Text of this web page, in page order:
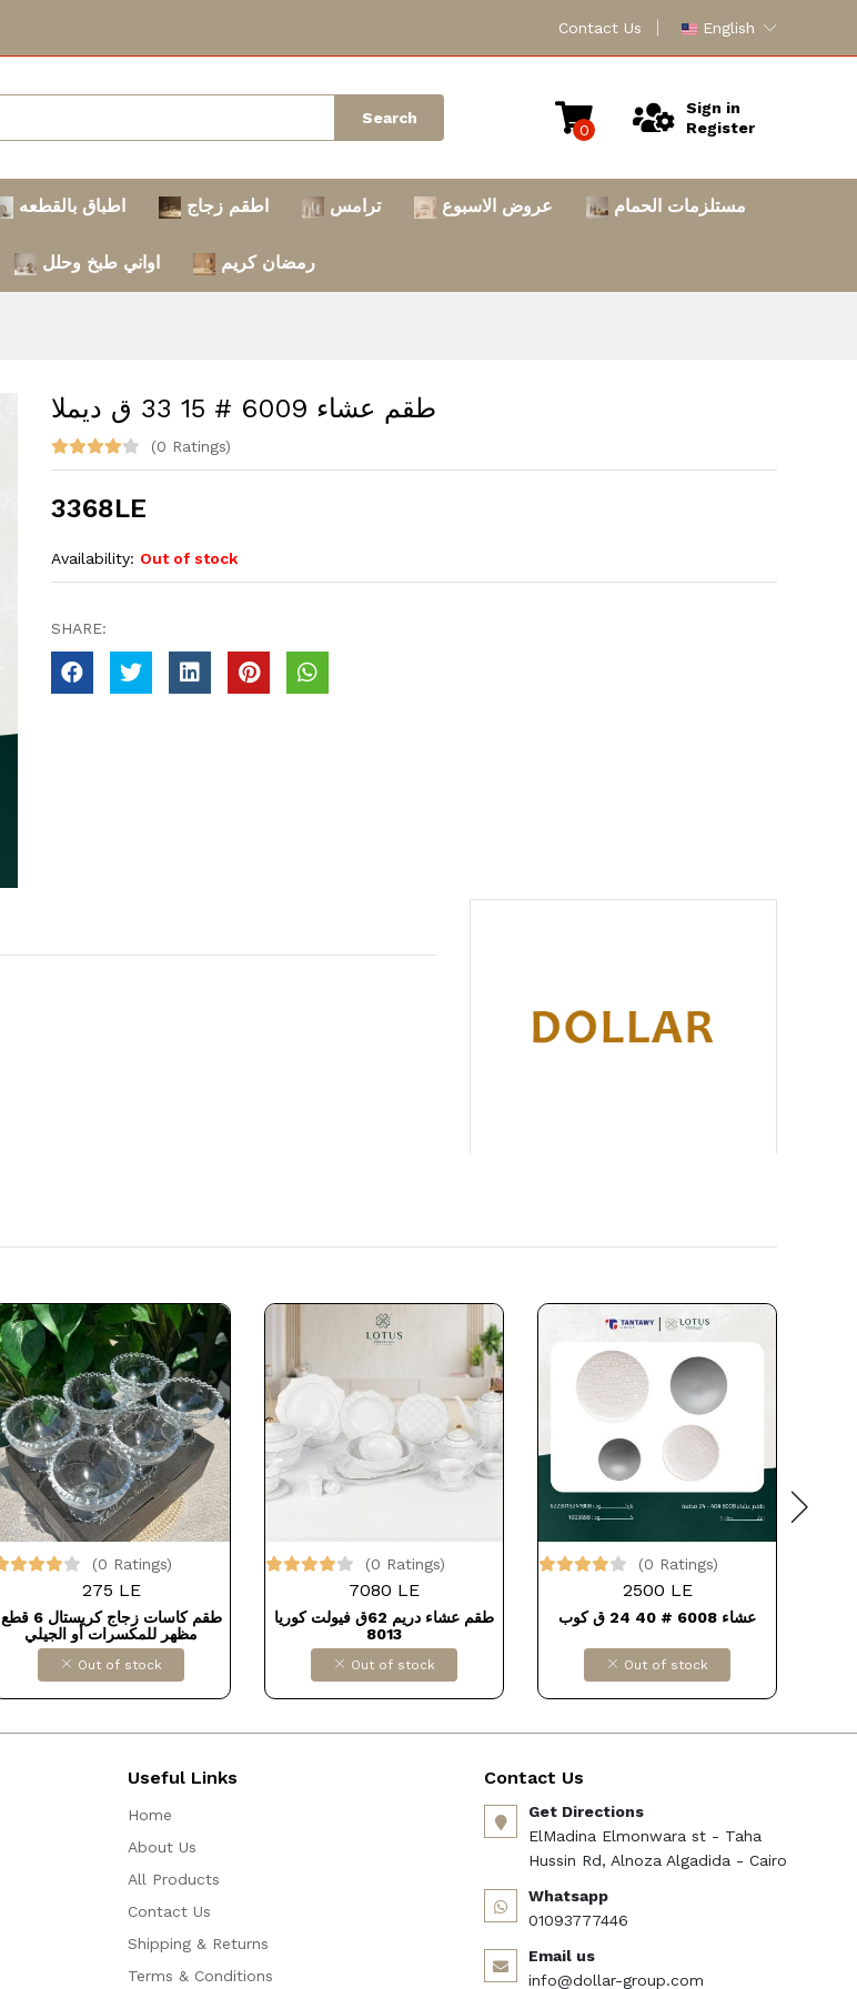
Contact Us English
Search
0
Sign in
Register
اطباق بالقطعه اطقم زجاج ترامس عروض الاسبوع مستلزمات الحمام
اواني طبخ وحلل رمضان كريم
طقم عشاء 6009 # 15 33 ق ديملا
(0 Ratings)
3368LE
Availability: Out of stock
SHARE:
(0 Ratings)
275 LE
طقم كاسات زجاج كريستال 6 قطع
مظهر للمكسرات أو الجيلي
Out of stock
(0 Ratings)
7080 LE
طقم عشاء دريم 62ق فيولت كوريا
8013
Out of stock
(0 Ratings)
2500 LE
عشاء 6008 # 40 24 ق كوب
Out of stock
Useful Links
Home
About Us
All Products
Contact Us
Shipping & Returns
Terms & Conditions
Contact Us
Get Directions
ElMadina Elmonwara st - Taha
Hussin Rd, Alnoza Algadida - Cairo
Whatsapp
01093777446
Email us
info@dollar-group.com